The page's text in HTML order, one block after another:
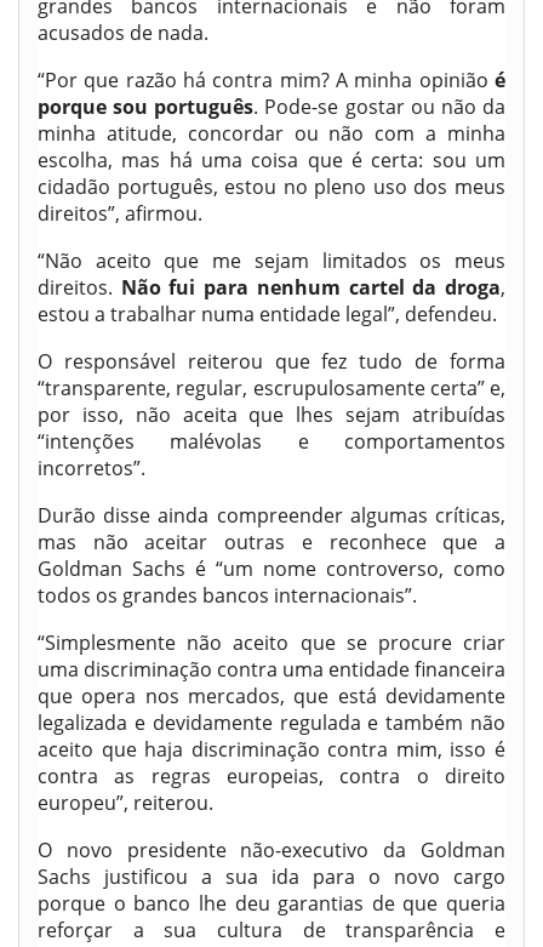
grandes bancos internacionais e não foram
acusados de nada.
“Por que razão há contra mim? A minha opinião é
porque sou português. Pode-se gostar ou não da
minha atitude, concordar ou não com a minha
escolha, mas há uma coisa que é certa: sou um
cidadão português, estou no pleno uso dos meus
direitos”, afirmou.
“Não aceito que me sejam limitados os meus
direitos. Não fui para nenhum cartel da droga,
estou a trabalhar numa entidade legal”, defendeu.
O responsável reiterou que fez tudo de forma
“transparente, regular, escrupulosamente certa” e,
por isso, não aceita que lhes sejam atribuídas
“intenções malévolas e comportamentos
incorretos”.
Durão disse ainda compreender algumas críticas,
mas não aceitar outras e reconhece que a
Goldman Sachs é “um nome controverso, como
todos os grandes bancos internacionais”.
“Simplesmente não aceito que se procure criar
uma discriminação contra uma entidade financeira
que opera nos mercados, que está devidamente
legalizada e devidamente regulada e também não
aceito que haja discriminação contra mim, isso é
contra as regras europeias, contra o direito
europeu”, reiterou.
O novo presidente não-executivo da Goldman
Sachs justificou a sua ida para o novo cargo
porque o banco lhe deu garantias de que queria
reforçar a sua cultura de transparência e